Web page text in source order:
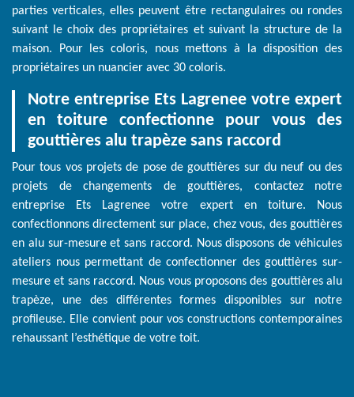
parties verticales, elles peuvent être rectangulaires ou rondes
suivant le choix des propriétaires et suivant la structure de la
maison. Pour les coloris, nous mettons à la disposition des
propriétaires un nuancier avec 30 coloris.
Notre entreprise Ets Lagrenee votre expert
en toiture confectionne pour vous des
gouttières alu trapèze sans raccord
Pour tous vos projets de pose de gouttières sur du neuf ou des
projets de changements de gouttières, contactez notre
entreprise Ets Lagrenee votre expert en toiture. Nous
confectionnons directement sur place, chez vous, des gouttières
en alu sur-mesure et sans raccord. Nous disposons de véhicules
ateliers nous permettant de confectionner des gouttières sur-
mesure et sans raccord. Nous vous proposons des gouttières alu
trapèze, une des différentes formes disponibles sur notre
profileuse. Elle convient pour vos constructions contemporaines
rehaussant l’esthétique de votre toit.